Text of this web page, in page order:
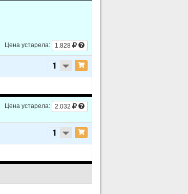
Цена устарела:
1.828
Цена устарела: 2.032